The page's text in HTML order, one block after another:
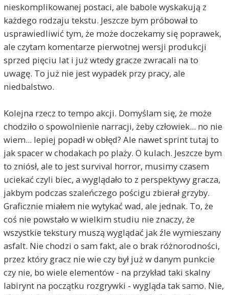
nieskomplikowanej postaci, ale babole wyskakują z
każdego rodzaju tekstu. Jeszcze bym próbował to
usprawiedliwić tym, że może doczekamy się poprawek,
ale czytam komentarze pierwotnej wersji produkcji
sprzed pięciu lat i już wtedy gracze zwracali na to
uwagę. To już nie jest wypadek przy pracy, ale
niedbalstwo.
Kolejna rzecz to tempo akcji. Domyślam się, że może
chodziło o spowolnienie narracji, żeby człowiek... no nie
wiem... lepiej popadł w obłęd? Ale nawet sprint tutaj to
jak spacer w chodakach po plaży. O kulach. Jeszcze bym
to zniósł, ale to jest survival horror, musimy czasem
uciekać czyli biec, a wyglądało to z perspektywy gracza,
jakbym podczas szaleńczego pościgu zbierał grzyby.
Graficznie miałem nie wytykać wad, ale jednak. To, że
coś nie powstało w wielkim studiu nie znaczy, że
wszystkie tekstury muszą wyglądać jak źle wymieszany
asfalt. Nie chodzi o sam fakt, ale o brak różnorodności,
przez który gracz nie wie czy był już w danym punkcie
czy nie, bo wiele elementów - na przykład taki skalny
labirynt na początku rozgrywki - wygląda tak samo. Nie,